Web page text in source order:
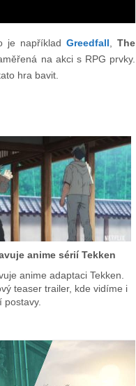
je napříkladGreedfall ,The
na akci s RPG prvky.
hra bavit.
anime sérií Tekken
anime adaptaci Tekken.
teaser trailer, kde vidíme i
postavy.